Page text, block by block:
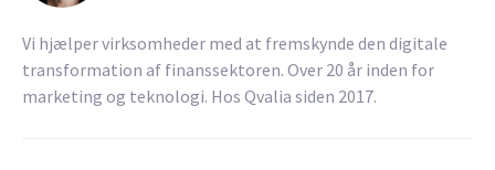
Vi hjælper virksomheder med at fremskynde den digitale
transformation af finanssektoren. Over 20 år inden for
marketing og teknologi. Hos Qvalia siden 2017.